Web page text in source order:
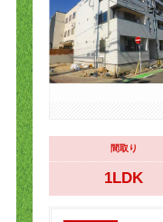
間取り
1LDK